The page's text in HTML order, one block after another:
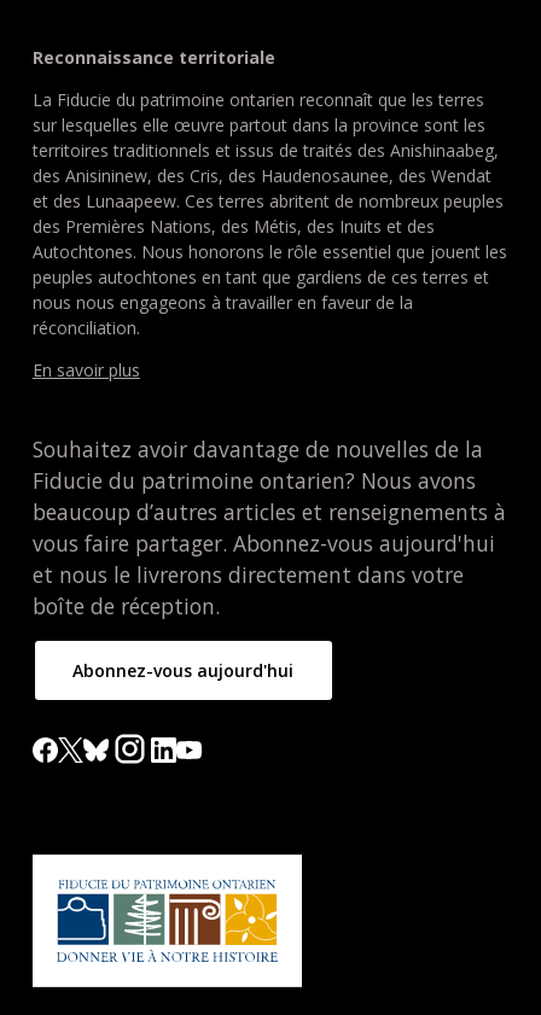
Reconnaissance territoriale
La Fiducie du patrimoine ontarien reconnaît que les terres
sur lesquelles elle œuvre partout dans la province sont les
territoires traditionnels et issus de traités des Anishinaabeg,
des Anisininew, des Cris, des Haudenosaunee, des Wendat
et des Lunaapeew. Ces terres abritent de nombreux peuples
des Premières Nations, des Métis, des Inuits et des
Autochtones. Nous honorons le rôle essentiel que jouent les
peuples autochtones en tant que gardiens de ces terres et
nous nous engageons à travailler en faveur de la
réconciliation.
En savoir plus
Souhaitez avoir davantage de nouvelles de la
Fiducie du patrimoine ontarien? Nous avons
beaucoup d’autres articles et renseignements à
vous faire partager. Abonnez-vous aujourd'hui
et nous le livrerons directement dans votre
boîte de réception.
Abonnez-vous aujourd'hui